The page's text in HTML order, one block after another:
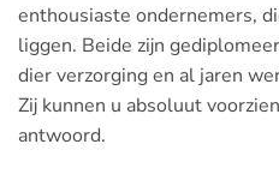
enthousiaste ondernemers,
liggen. Beide zijn
dier verzorging en al jaren
Zij kunnen u absoluut
antwoord.